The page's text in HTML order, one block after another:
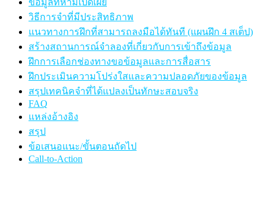
วิธีการจำที่มีประสิทธิภาพ
แนวทางการฝึกที่สามารถลงมือได้ทันที (แผนฝึก 4 สเต็ป)
สร้างสถานการณ์จำลองที่เกี่ยวกับการเข้าถึงข้อมูล
ฝึกการเลือกช่องทางขอข้อมูลและการสื่อสาร
ฝึกประเมินความโปร่งใสและความปลอดภัยของข้อมูล
สรุปเทคนิคจำที่ได้แปลงเป็นทักษะสอบจริง
FAQ
แหล่งอ้างอิง
สรุป
ข้อเสนอแนะ/ขั้นตอนถัดไป
Call-to-Action